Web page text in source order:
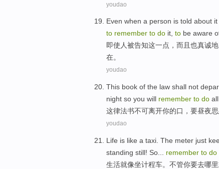
youdao
Even when a person is told about it
to remember to do it, to be aware
即使人被告知这一点， 而且 也真诚地
在。
youdao
This book of the law shall not
night so you will remember to do all
这律法书不可离开你的口 ， 要昼夜
youdao
Life is like a taxi . The meter just
standing still! So remember to do
生活就像坐计程车。 不管你要去哪里